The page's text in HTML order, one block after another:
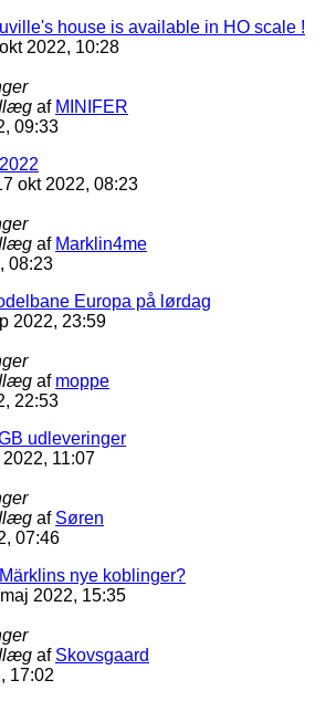
house is available in HO scale !
2022, 10:28
af MINIFER
09:33
okt 2022, 08:23
af Marklin4me
08:23
Europa på lørdag
2022, 23:59
af moppe
22:53
udleveringer
11:07
af Søren
07:46
nye koblinger?
2022, 15:35
af Skovsgaard
17:02